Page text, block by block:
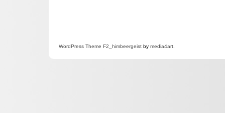
WordPress Theme F2 _himbeergeist by media4art